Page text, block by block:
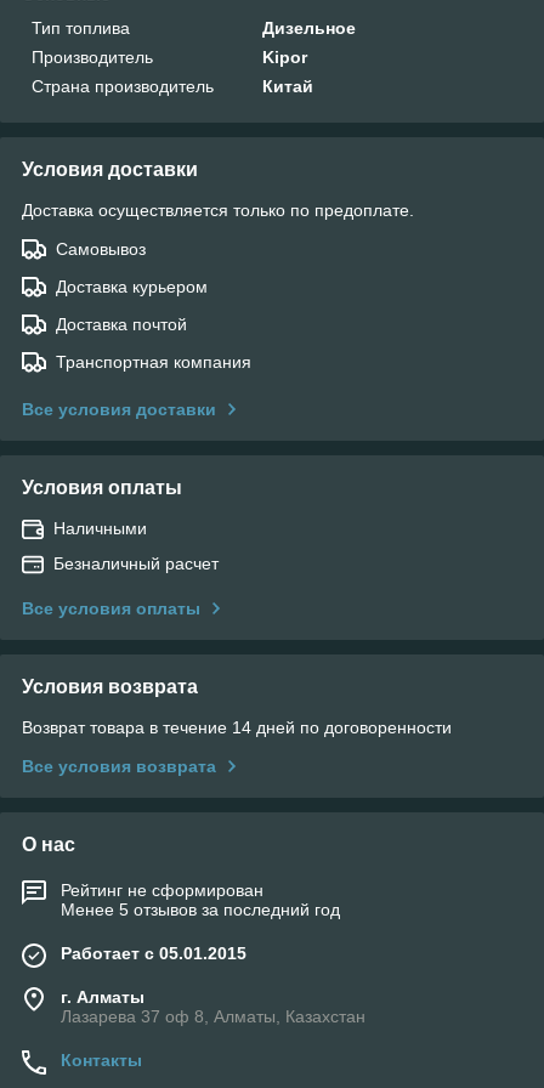
Тип топлива
Дизельное
Производитель
Kipor
Страна производитель
Китай
Условия доставки
Доставка осуществляется только по предоплате.
Самовывоз
Доставка курьером
Доставка почтой
Транспортная компания
Все условия доставки
Условия оплаты
Наличными
Безналичный расчет
Все условия оплаты
Условия возврата
Возврат товара в течение 14 дней по договоренности
Все условия возврата
О нас
Рейтинг не сформирован
Менее 5 отзывов за последний год
Работает с 05.01.2015
г. Алматы
Лазарева 37 оф 8, Алматы, Казахстан
Контакты